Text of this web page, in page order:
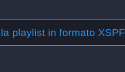
playlist in formato XSPF